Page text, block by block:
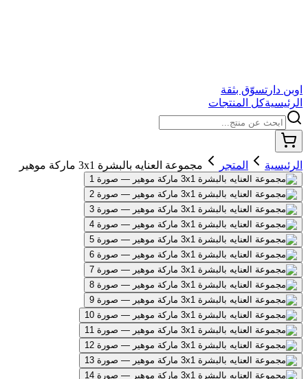
اوبن دار تسوّق بثقة
الرئيسيةكل المنتجات
الرئيسية المتجر مجموعة العنايه بالبشرة 3x1 ماركة موهير